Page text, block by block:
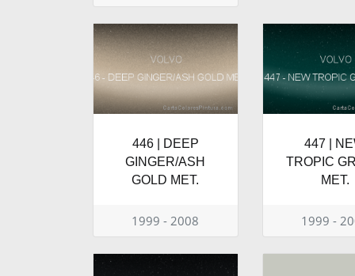
446 | DEEP
GINGER/ASH
GOLD MET.
1999 - 2008
447 |
TROPIC
MET.
1999 -